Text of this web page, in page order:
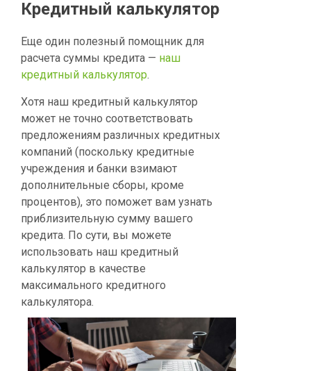
Кредитный калькулятор
Еще один полезный помощник для
расчета суммы кредита — наш
кредитный калькулятор.
Хотя наш кредитный калькулятор
может не точно соответствовать
предложениям различных кредитных
компаний (поскольку кредитные
учреждения и банки взимают
дополнительные сборы, кроме
процентов), это поможет вам узнать
приблизительную сумму вашего
кредита. По сути, вы можете
использовать наш кредитный
калькулятор в качестве
максимального кредитного
калькулятора.